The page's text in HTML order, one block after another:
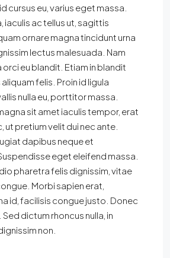
cursus eu, varius eget massa.
iaculis ac tellus ut, sagittis
ornare magna tincidunt urna
lectus malesuada. Nam
orci eu blandit. Etiam in blandit
felis. Proin id ligula
nulla eu, porttitor massa.
sit amet iaculis tempor, erat
ut pretium velit dui nec ante.
dapibus neque et
eget eleifend massa.
pharetra felis dignissim, vitae
Morbi sapien erat,
id, facilisis congue justo. Donec
Sed dictum rhoncus nulla, in
non.